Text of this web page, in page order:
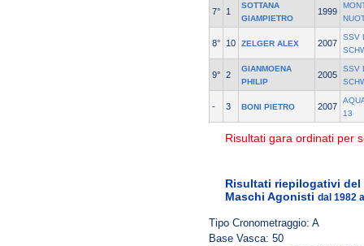
7° 1
SOTTANA
GIAMPIETRO
1999
8° 10 ZELGER ALEX 2007
SSV
9° 2
GIANMOENA
PHILIP
2005
SSV
- 3 BONI PIETRO 2007
13
Risultati gara ordinati per
Risultati riepilogativi del
Maschi Agonisti dal 1982
Tipo Cronometraggio: A
Base Vasca: 50